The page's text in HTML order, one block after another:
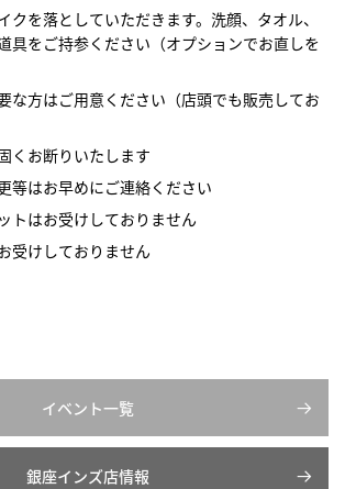
クを落としていただきます。洗顔、タオル、
具をご持参ください（オプションでお直しを
な方はご用意ください（店頭でも販売してお
くお断りいたします
等はお早めにご連絡ください
トはお受けしておりません
受けしておりません
イベント一覧
銀座インズ店情報